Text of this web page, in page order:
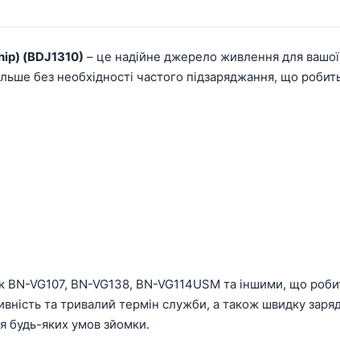
(BDJ1310) – це надійне джерело живлення для
без необхідності частого підзаряджання, що
VG107, BN-VG138, BN-VG114USM та іншими, що
та тривалий термін служби, а також швидку
будь-яких умов зйомки.